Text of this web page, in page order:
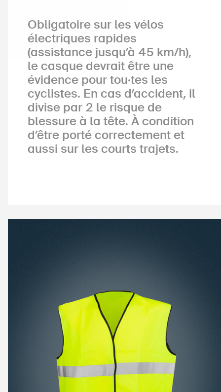
Obligatoire sur les vélos
électriques rapides
(assistance jusqu’à 45 km/h),
le casque devrait être une
évidence pour tou·tes les
cyclistes. En cas d’accident, il
divise par 2 le risque de
blessure à la tête. À condition
d’être porté correctement et
aussi sur les courts trajets.